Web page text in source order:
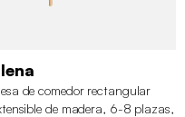
de comedor rectangular
de madera, 6-8 plazas,